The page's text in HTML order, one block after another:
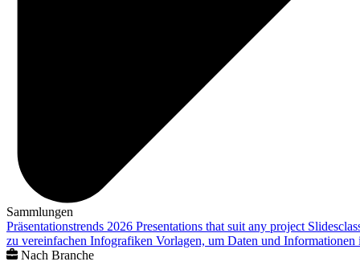
Sammlungen
Präsentationstrends 2026 Presentations that suit any project
zu vereinfachen Infografiken Vorlagen, um Daten und
Nach Branche